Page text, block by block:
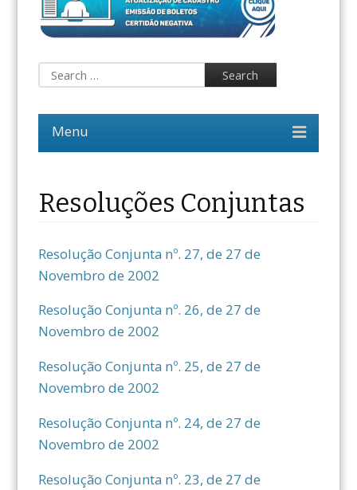
Resoluções Conjuntas
Resolução Conjunta nº. 27, de 27 de
Novembro de 2002
Resolução Conjunta nº. 26, de 27 de
Novembro de 2002
Resolução Conjunta nº. 25, de 27 de
Novembro de 2002
Resolução Conjunta nº. 24, de 27 de
Novembro de 2002
Resolução Conjunta nº. 23, de 27 de